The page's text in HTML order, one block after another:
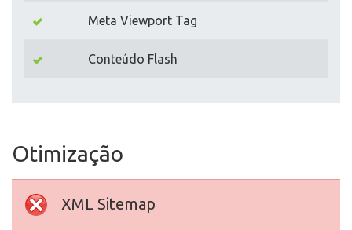
Meta Viewport Tag
Conteúdo Flash
Otimização
XML Sitemap